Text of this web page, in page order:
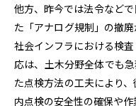
他方、昨今では法令など
た「アナログ規制」の撤
社会インフラにおける検
応は、土木分野全体でも
た点検方法の工夫により
内点検の安全性の確保や作